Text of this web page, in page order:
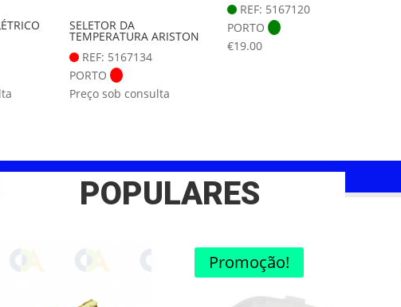
SELETOR DA
TEMPERATURA ARISTON
REF: 5167134
PORTO
Preço sob consulta
REF: 5167120
PORTO
€19.00
POPULARES
Promoção!